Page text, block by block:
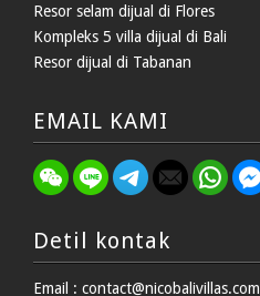
Resor selam dijual di Flores
Kompleks 5 villa dijual di Bali
Resor dijual di Tabanan
EMAIL KAMI
Detil kontak
Email : contact@nicobalivillas.com